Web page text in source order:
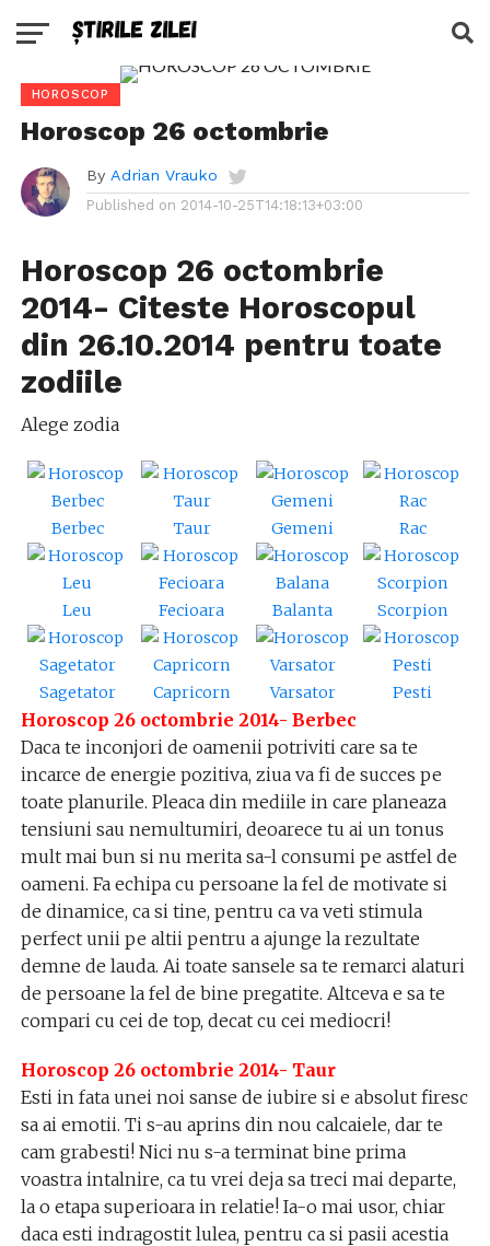
HOROSCOP
Horoscop 26 octombrie
By Adrian Vrauko
Published on 2014-10-25T14:18:13+03:00
Horoscop 26 octombrie
2014- Citeste Horoscopul
din 26.10.2014 pentru toate
zodiile
Alege zodia
Berbec Taur Gemeni Rac
Leu Fecioara Balanta Scorpion
Sagetator Capricorn Varsator Pesti
Horoscop 26 octombrie 2014- Berbec
Daca te inconjori de oamenii potriviti care sa te
incarce de energie pozitiva, ziua va fi de succes pe
toate planurile. Pleaca din mediile in care planeaza
tensiuni sau nemultumiri, deoarece tu ai un tonus
mult mai bun si nu merita sa-l consumi pe astfel de
oameni. Fa echipa cu persoane la fel de motivate si
de dinamice, ca si tine, pentru ca va veti stimula
perfect unii pe altii pentru a ajunge la rezultate
demne de lauda. Ai toate sansele sa te remarci alaturi
de persoane la fel de bine pregatite. Altceva e sa te
compari cu cei de top, decat cu cei mediocri!
Horoscop 26 octombrie 2014- Taur
Esti in fata unei noi sanse de iubire si e absolut firesc
sa ai emotii. Ti s-au aprins din nou calcaiele, dar te
cam grabesti! Nici nu s-a terminat bine prima
voastra intalnire, ca tu vrei deja sa treci mai departe,
la o etapa superioara in relatie! Ia-o mai usor, chiar
daca esti indragostit lulea, pentru ca si pasii acestia